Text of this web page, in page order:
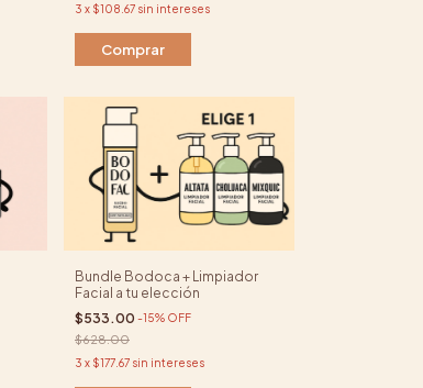
3 x $108.67 sin intereses
Bundle Bodoca + Limpiador
Facial a tu elección
$533.00 -15% OFF
$628.00
3 x $177.67 sin intereses